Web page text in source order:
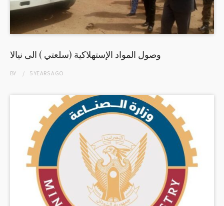
وصول المواد الإستهلاكية (سلعتي ) الى نيالا
BY 5 YEARSAGO